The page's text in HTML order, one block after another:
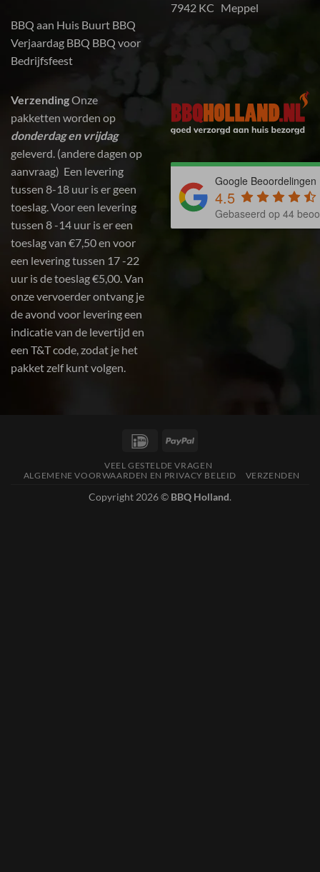
BBQ aan Huis Buurt BBQ
Verjaardag BBQ BBQ voor
Bedrijfsfeest
7942 KC Meppel
VerzendingOnze
pakketten worden op
donderdag en vrijdag
geleverd. (andere dagen op
aanvraag) Een levering
tussen 8-18 uur is er geen
toeslag. Voor een levering
tussen 8 -14 uur is er een
toeslag van €7,50 en voor
een levering tussen 17 -22
uur is de toeslag €5,00. Van
onze vervoerder ontvang je
de avond voor levering een
indicatie van de levertijd en
een T&T code, zodat je het
pakket zelf kunt volgen.
Google Beoordelingen
4.5
Gebaseerd op 44
IDeal
VEEL GESTELDE VRAGEN
ALGEMENE VOORWAARDEN EN PRIVACY BELEID
VERZENDEN
Copyright 2026 © BBQ Holland.